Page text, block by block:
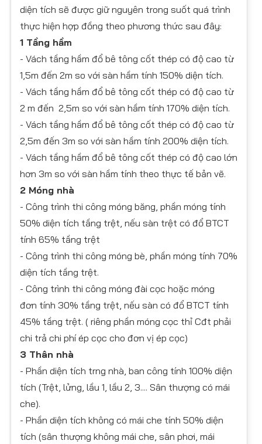
diện tích sẽ được giữ nguyên trong suốt quá trình
thực hiện hợp đồng theo phương thức sau đây:
1 Tầng hầm
- Vách tầng hầm đổ bê tông cốt thép có độ cao từ
1,5m đến 2m so với sàn hầm tính 150% diện tích.
- Vách tầng hầm đổ bê tông cốt thép có độ cao từ
2 m đến 2,5m so với sàn hầm tính 170% diện tích.
- Vách tầng hầm đổ bê tông cốt thép có độ cao từ
2,5m đến 3m so với sàn hầm tính 200% diện tích.
- Vách tầng hầm đổ bê tông cốt thép có độ cao lớn
hơn 3m so với sàn hầm tính theo thực tế bản vẽ.
2 Móng nhà
- Công trình thi công móng băng, phần móng tính
50% diện tích tầng trệt, nếu sàn trệt có đổ BTCT
tính 65% tầng trệt
- Công trình thi công móng bè, phần móng tính 70%
diện tích tầng trệt.
- Công trình thi công móng đài cọc hoặc móng
đơn tính 30% tầng trệt, nếu sàn có đổ BTCT tính
45% tầng trệt. ( riêng phần móng cọc thỉ Cđt phải
chi trả chi phí ép cọc cho đơn vị ép cọc)
3 Thân nhà
- Phần diện tích trng nhà, ban công tính 100% diện
tích (Trệt, lửng, lầu 1, lầu 2, 3.... Sân thượng có mái
che).
- Phần diện tích không có mái che tính 50% diện
tích (sân thượng không mái che, sân phơi, mái